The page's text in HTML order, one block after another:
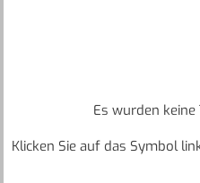
Es wurden
Klicken Sie auf das Symbol